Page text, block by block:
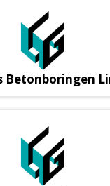
Betonboringen